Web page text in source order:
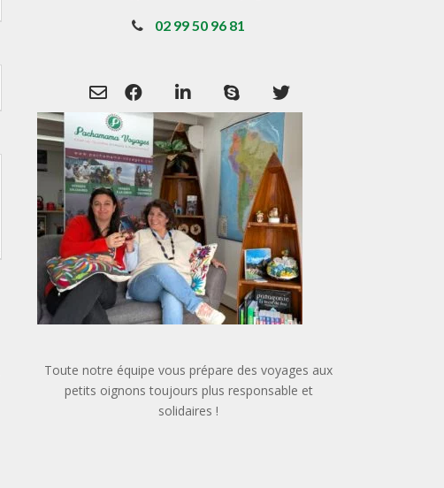
02 99 50 96 81
Toute notre équipe vous prépare des voyages aux
petits oignons toujours plus responsable et
solidaires !